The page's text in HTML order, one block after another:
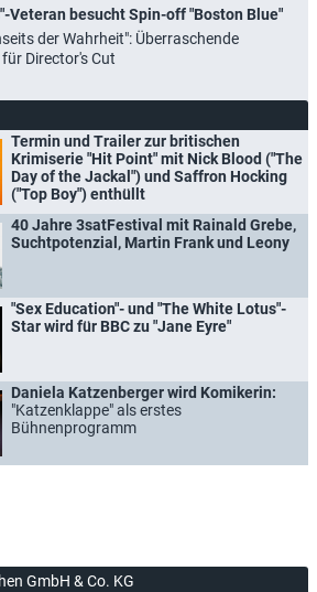
Veteran besucht Spin-off "Boston Blue"
der Wahrheit": Überraschende
Director's Cut
Termin und Trailer zur britischen
Krimiserie "Hit Point" mit Nick Blood ("The
Day of the Jackal") und Saffron Hocking
("Top Boy") enthüllt
40 Jahre 3satFestival mit Rainald Grebe,
Suchtpotenzial, Martin Frank und Leony
"Sex Education"- und "The White Lotus"-
Star wird für BBC zu "Jane Eyre"
Daniela Katzenberger wird Komikerin:
"Katzenklappe" als erstes
Bühnenprogramm
GmbH & Co. KG